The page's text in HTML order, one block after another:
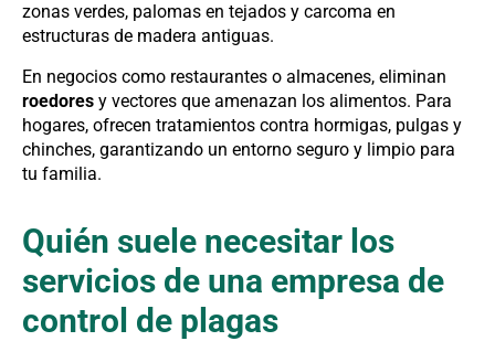
zonas verdes, palomas en tejados y carcoma en
estructuras de madera antiguas.
En negocios como restaurantes o almacenes, eliminan
roedores y vectores que amenazan los alimentos. Para
hogares, ofrecen tratamientos contra hormigas, pulgas y
chinches, garantizando un entorno seguro y limpio para
tu familia.
Quién suele necesitar los
servicios de una empresa de
control de plagas